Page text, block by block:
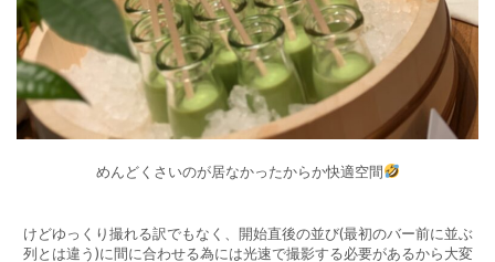
めんどくさいのが居なかったからか快適空間
けどゆっくり撮れる訳でもなく、開始直後の並び(最初のバー前に並ぶ
列とは違う)に間に合わせる為には光速で撮影する必要があるから大変